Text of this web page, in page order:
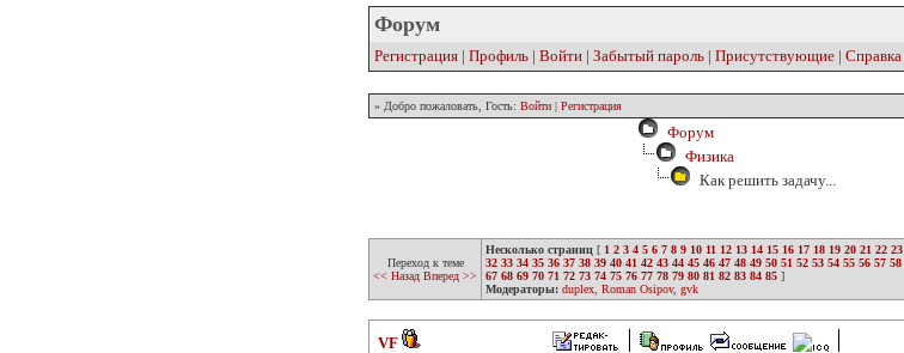
Форум
Регистрация | Профиль | Войти | Забытый пароль | Присутствующие | Справка
» Добро пожаловать, Гость: Войти | Регистрация
Форум
Физика
Как решить задачу...
Переход к теме
<< Назад Вперед >>
Несколько страниц [ 1 2 3 4 5 6 7 8 9 10 11 12 13 14 15 16 17 18 19 20 21 22 23
32 33 34 35 36 37 38 39 40 41 42 43 44 45 46 47 48 49 50 51 52 53 54 55 56 57 58
67 68 69 70 71 72 73 74 75 76 77 78 79 80 81 82 83 84 85 ]
Модераторы: duplex Roman Osipov, gvk
VF